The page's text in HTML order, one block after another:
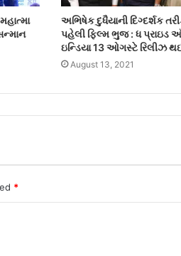
અભિષેક દુધૈયાની દિગ્દર્શક
પહેલી ફિલ્મ ભુજ : ધ પ્રાઇડ
ઇન્ડિયા 13 ઓગસ્ટે રિલીઝ
August 13, 2021
*